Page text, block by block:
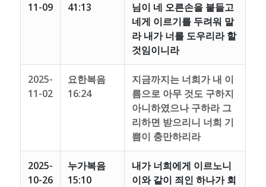
11-09
41:13
님이 네 오른손을 붙들고
네게 이르기를 두려워 말
라 내가 너를 도우리라 할
것임이니라
2025-
11-02
요한복음
16:24
지금까지는 너희가 내 이
름으로 아무 것도 구하지
아니하였으나 구하라 그
리하면 받으리니 너희 기
쁨이 충만하리라
2025-
10-26
누가복음
15:10
내가 너희에게 이르노니
이와 같이 죄인 하나가 회